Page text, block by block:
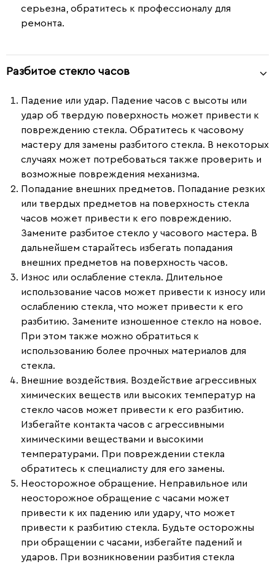
серьезна, обратитесь к профессионалу для
ремонта.
Разбитое стекло часов
Падение или удар. Падение часов с высоты или
удар об твердую поверхность может привести к
повреждению стекла. Обратитесь к часовому
мастеру для замены разбитого стекла. В некоторых
случаях может потребоваться также проверить и
возможные повреждения механизма.
Попадание внешних предметов. Попадание резких
или твердых предметов на поверхность стекла
часов может привести к его повреждению.
Замените разбитое стекло у часового мастера. В
дальнейшем старайтесь избегать попадания
внешних предметов на поверхность часов.
Износ или ослабление стекла. Длительное
использование часов может привести к износу или
ослаблению стекла, что может привести к его
разбитию. Замените изношенное стекло на новое.
При этом также можно обратиться к
использованию более прочных материалов для
стекла.
Внешние воздействия. Воздействие агрессивных
химических веществ или высоких температур на
стекло часов может привести к его разбитию.
Избегайте контакта часов с агрессивными
химическими веществами и высокими
температурами. При повреждении стекла
обратитесь к специалисту для его замены.
Неосторожное обращение. Неправильное или
неосторожное обращение с часами может
привести к их падению или удару, что может
привести к разбитию стекла. Будьте осторожны
при обращении с часами, избегайте падений и
ударов. При возникновении разбития стекла